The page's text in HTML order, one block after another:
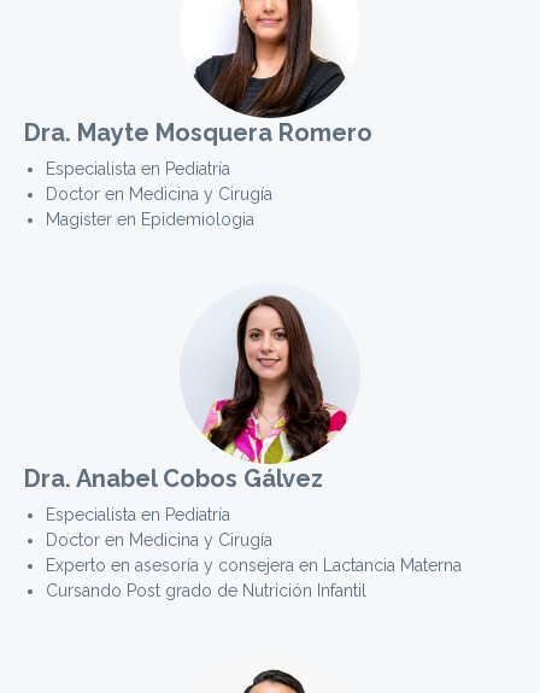
Dra. Mayte Mosquera Romero
Especialista en Pediatría
Doctor en Medicina y Cirugía
Magister en Epidemiologia
Dra. Anabel Cobos Gálvez
Especialista en Pediatría
Doctor en Medicina y Cirugía
Experto en asesoría y consejera en Lactancia Materna
Cursando Post grado de Nutrición Infantil